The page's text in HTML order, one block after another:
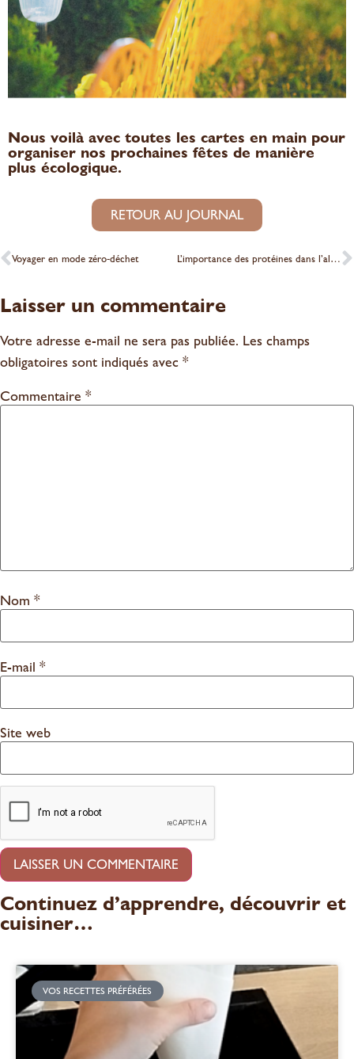
Nous voilà avec toutes les cartes en main pour
organiser nos prochaines fêtes de manière
plus écologique.
RETOUR AU JOURNAL
Voyager en mode zéro-déchet L’importance des protéines dans l’alimentation
Laisser un commentaire
Votre adresse e-mail ne sera pas publiée. Les champs
obligatoires sont indiqués avec *
Commentaire *
Nom *
E-mail *
Site web
Continuez d’apprendre, découvrir et
cuisiner…
VOS RECETTES PRÉFÉRÉES